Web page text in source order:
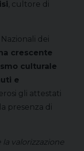
, cultore di
dei
crescente
culturale
e
gli attestati
presenza di
valorizzazione